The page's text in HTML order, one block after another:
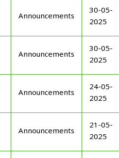
Announcements
30-05-
2025
Announcements
30-05-
2025
Announcements
24-05-
2025
Announcements
21-05-
2025